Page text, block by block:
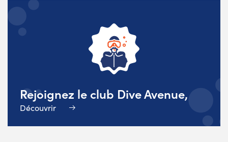
Rejoignez le club Dive Avenue,
Découvrir